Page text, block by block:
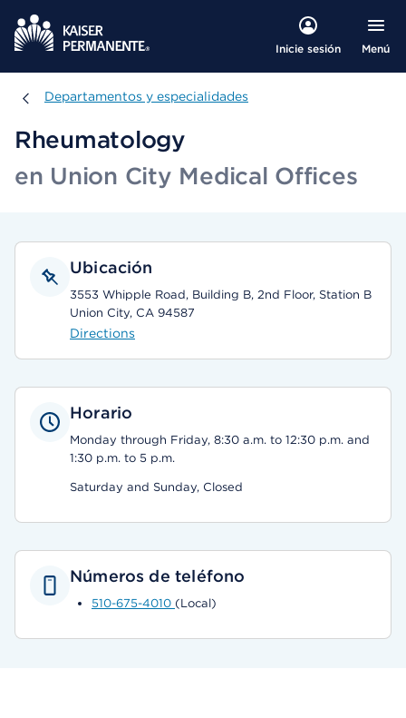
Inicie sesión Menú
Departamentos y especialidades
Departamentos y especialidades
Rheumatology
en Union City Medical Offices
Ubicación
3553 Whipple Road, Building B, 2nd Floor, Station B
Union City, CA 94587
Directions
Horario
Monday through Friday, 8:30 a.m. to 12:30 p.m. and
1:30 p.m. to 5 p.m.
Saturday and Sunday, Closed
Números de teléfono
510-675-4010 (Local)